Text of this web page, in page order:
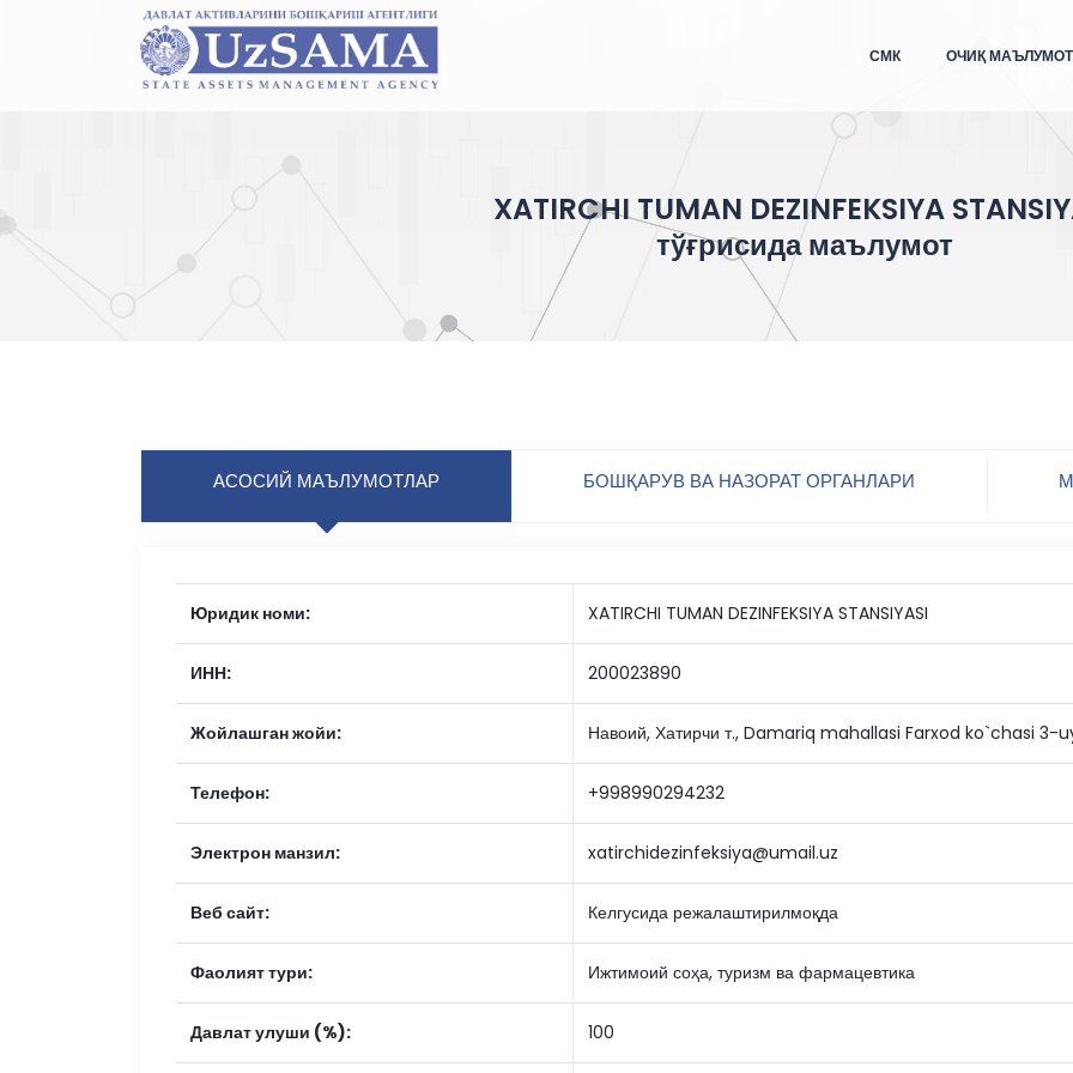
СМК ОЧИҚ
XATIRCHI TUMAN DEZINFEKSIYA
тўғрисида маълумот
АСОСИЙ МАЪЛУМОТЛАР БОШҚАРУВ ВА НАЗОРАТ ОРГАНЛАРИ
Юридик номи: XATIRCHI TUMAN DEZINFEKSIYA STANSIYASI
ИНН: 200023890
Жойлашган жойи: Навоий, Хатирчи т., Damariq mahallasi Farxod ko`chasi 3-
Телефон: +998990294232
Электрон манзил: xatirchidezinfeksiya@umail.uz
Веб сайт: Келгусида режалаштирилмоқда
Фаолият тури: Ижтимоий соҳа, туризм ва фармацевтика
Давлат улуши (%): 100